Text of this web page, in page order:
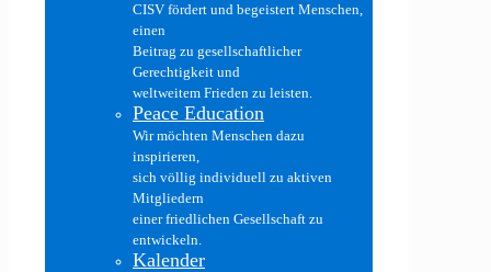
CISV fördert und begeistert Menschen,
einen
Beitrag zu gesellschaftlicher
Gerechtigkeit und
weltweitem Frieden zu leisten.
Peace Education
Wir möchten Menschen dazu
inspirieren,
sich völlig individuell zu aktiven
Mitgliedern
einer friedlichen Gesellschaft zu
entwickeln.
Kalender